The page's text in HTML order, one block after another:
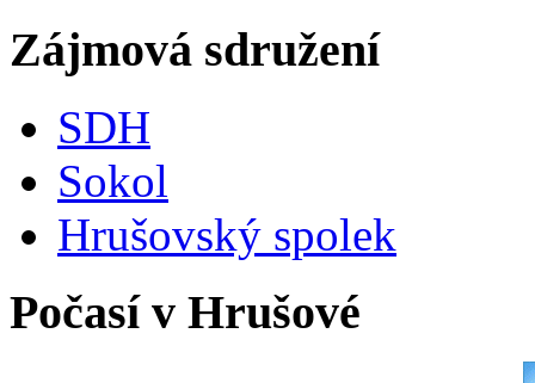
Zájmová sdružení
SDH
Sokol
Hrušovský spolek
Počasí v Hrušové